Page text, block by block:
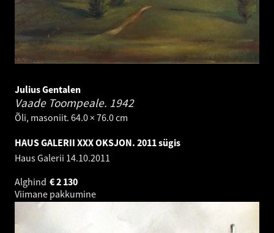
Julius Gentalen
Vaade Toompeale. 1942
Õli, masoniit. 64.0 × 76.0 cm
HAUS GALERII XXX OKSJON. 2011 sügis
Haus Galerii 14.10.2011
Alghind
2 130
€
Viimane pakkumine